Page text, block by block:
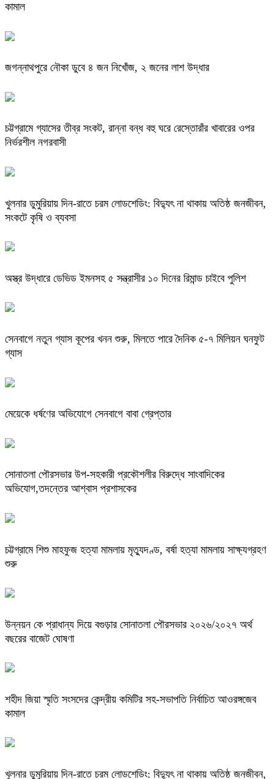
কামাল
জগন্নাথপুরে নৌকা ডুবে ৪ জন নিখোঁজ, ২ জনের লাশ উদ্ধার
চট্টগ্রামে গ্যাসের তীব্র সংকট, রান্না বন্ধ বহু ঘরে রেস্তোরাঁর খাবারের ওপর
নির্ভরশীল নগরবাসী
খুলনার ডুমুরিয়ায় দিন-রাতে চরম লোডশেডিং: বিদ্যুৎ না থাকায় অতিষ্ঠ জনজীবন,
সংকটে কৃষি ও ব্যবসা
অস্ত্র উদ্ধারে ডেভিড ইমনসহ ৫ সন্ত্রাসীর ১০ দিনের রিমান্ড চাইবে পুলিশ
সেনবাগে নতুন গ্যাস কূপের খনন শুরু, মিলতে পারে দৈনিক ৫-৭ মিলিয়ন ঘনফুট
গ্যাস
মেয়েকে ধর্ষণের অভিযোগে সেনবাগে বাবা গ্রেপ্তার
সোনাতলা পৌরসভার উপ-সহকারী প্রকৌশলীর বিরুদ্ধে সাংবাদিকের
অভিযোগ,তদন্তের আশ্বাস প্রশাসকের
চট্টগ্রামে শিশু মাহফুজ হত্যা মামলায় মৃত্যুদণ্ড, বর্ষা হত্যা মামলায় সাক্ষ্যগ্রহণ
শুরু
উন্নয়ন কে প্রাধান্য দিয়ে বগুড়ার সোনাতলা পৌরসভার ২০২৬/২০২৭ অর্থ
বছরের বাজেট ঘোষণা
শহীদ জিয়া স্মৃতি সংসদের কেন্দ্রীয় কমিটির সহ-সভাপতি নির্বাচিত আওরঙ্গজেব
কামাল
খুলনার ডুমুরিয়ায় দিন-রাতে চরম লোডশেডিং: বিদ্যুৎ না থাকায় অতিষ্ঠ জনজীবন,